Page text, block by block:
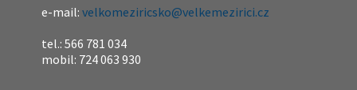
e-mail:velkomeziricsko@velkemezirici.cz
tel.: 566 781 034
mobil: 724 063 930